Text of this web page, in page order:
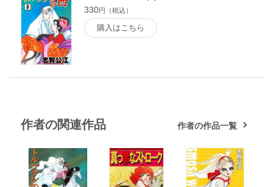
330円（税込）
購入はこちら
作者の関連作品 作者の作品一覧